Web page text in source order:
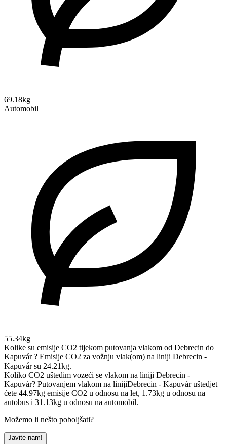
69.18kg
Automobil
55.34kg
Kolike su emisije CO2 tijekom putovanja vlakom od Debrecin do
Kapuvár ? Emisije CO2 za vožnju vlak(om) na liniji Debrecin -
Kapuvár su 24.21kg.
Koliko CO2 uštedim vozeći se vlakom na liniji Debrecin -
Kapuvár? Putovanjem vlakom na linijiDebrecin - Kapuvár uštedjet
ćete 44.97kg emisije CO2 u odnosu na let, 1.73kg u odnosu na
autobus i 31.13kg u odnosu na automobil.
Možemo li nešto poboljšati?
Javite nam!